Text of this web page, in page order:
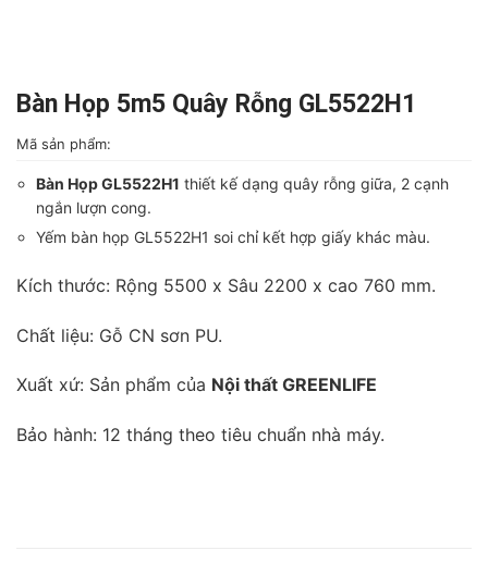
Bàn Họp 5m5 Quây Rỗng GL5522H1
Mã sản phẩm:
Bàn Họp GL5522H1 thiết kế dạng quây rỗng giữa, 2 cạnh
ngắn lượn cong.
Yếm bàn họp GL5522H1 soi chỉ kết hợp giấy khác màu.
Kích thước: Rộng 5500 x Sâu 2200 x cao 760 mm.
Chất liệu: Gỗ CN sơn PU.
Xuất xứ: Sản phẩm của Nội thất GREENLIFE
Bảo hành: 12 tháng theo tiêu chuẩn nhà máy.